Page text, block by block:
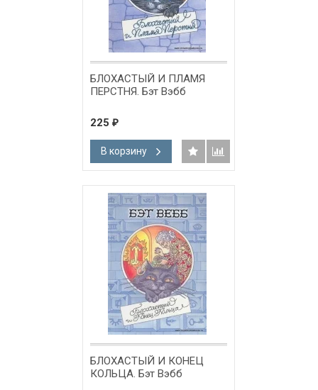
БЛОХАСТЫЙ И ПЛАМЯ
ПЕРСТНЯ. Бэт Вэбб
225 ₽
В корзину
БЛОХАСТЫЙ И КОНЕЦ
КОЛЬЦА. Бэт Вэбб